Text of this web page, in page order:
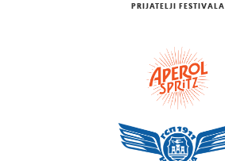
PRIJATELJI FESTIVALA